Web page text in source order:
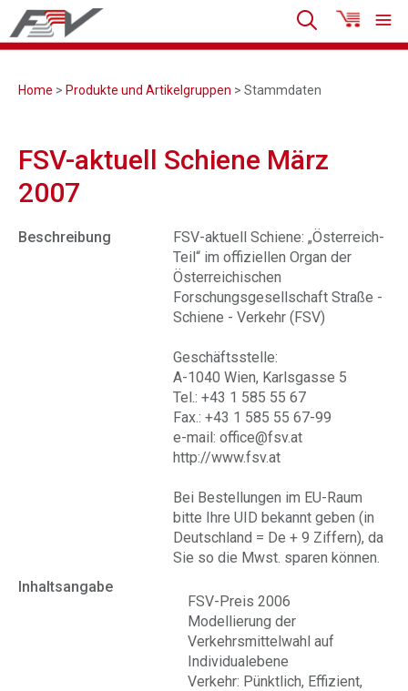
Home > Produkte und Artikelgruppen > Stammdaten
FSV-aktuell Schiene März
2007
Beschreibung
FSV-aktuell Schiene: „Österreich-
Teil“ im offiziellen Organ der
Österreichischen
Forschungsgesellschaft Straße -
Schiene - Verkehr (FSV)
Geschäftsstelle:
A-1040 Wien, Karlsgasse 5
Tel.: +43 1 585 55 67
Fax.: +43 1 585 55 67-99
e-mail: office@fsv.at
http://www.fsv.at
Bei Bestellungen im EU-Raum
bitte Ihre UID bekannt geben (in
Deutschland = De + 9 Ziffern), da
Sie so die Mwst. sparen können.
Inhaltsangabe
FSV-Preis 2006
Modellierung der
Verkehrsmittelwahl auf
Individualebene
Verkehr: Pünktlich, Effizient,